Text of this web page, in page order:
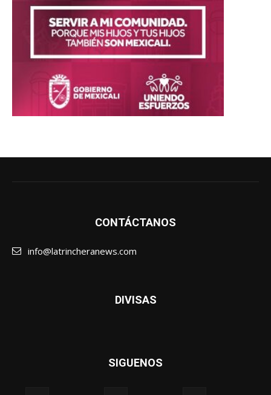
CONTÁCTANOS
info@latrincheranews.com
DIVISAS
SIGUENOS